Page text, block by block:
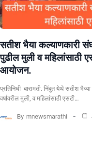
सतीश भैया कल्याणकारी
पुढील मुली व महिलांसाठी
आयोजन.
प्रतिनिधी बारामती. निंबुत येथे सतीश
वर्षावरील मुली, व महिलांसाठी एसटी…
By mnewsmarathi